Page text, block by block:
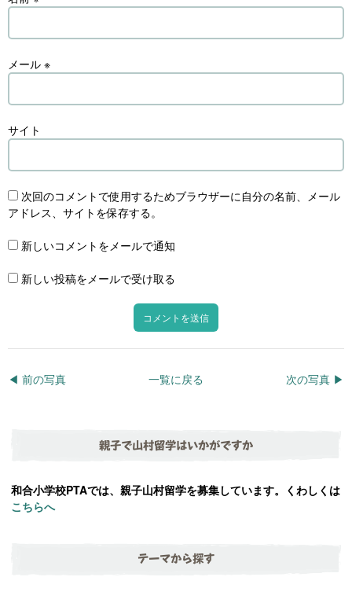
メール ※
サイト
次回のコメントで使用するためブラウザーに自分の名前、メール
アドレス、サイトを保存する。
新しいコメントをメールで通知
新しい投稿をメールで受け取る
◀︎ 前の写真 次の写真 ▶︎
一覧に戻る
親子で山村留学はいかがですか
和合小学校PTAでは、親子山村留学を募集しています。くわしくは
こちらへ
テーマから探す